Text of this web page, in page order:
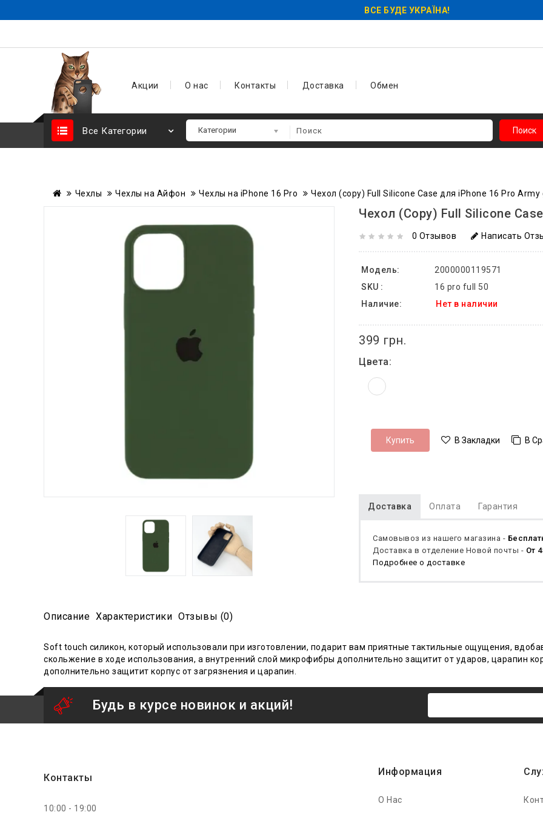
ВСЕ БУДЕ УКРАЇНА!
Акции О нас Контакты Доставка Обмен
Все Категории Поиск
Чехлы Чехлы на Айфон Чехлы на iPhone 16 Pro Чехол (copy) Full Silicone Case для iPhone 16 Pro Army
Чехол (copy) Full Silicone
0 Отзывов Написать
Модель:
2000000119571
SKU :
16 pro full 50
Наличие:
Нет в наличии
399 грн.
Цвета:
Купить В Закладки В
Доставка Оплата Гарантия
Самовывоз из нашего магазина -
Доставка в отделение Новой почты - От
Подробнее о доставке
Описание Характеристики Отзывы (0)
Soft touch силикон, который использовали при изготовлении, подарит вам приятные тактильные ощущения,
скольжение в ходе использования, а внутренний слой микрофибры дополнительно защитит от ударов, царапин
дополнительно защитит корпус от загрязнения и царапин.
Будь в курсе новинок и акций!
Контакты
10:00 - 19:00
Информация
О Нас